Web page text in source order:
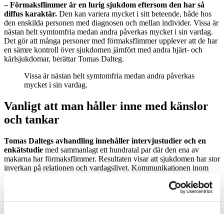
– Förmaksflimmer är en lurig sjukdom eftersom den har så
diffus karaktär. Den kan variera mycket i sitt beteende, både hos
den enskilda personen med diagnosen och mellan individer. Vissa är
nästan helt symtomfria medan andra påverkas mycket i sin vardag.
Det gör att många personer med förmaksflimmer upplever att de har
en sämre kontroll över sjukdomen jämfört med andra hjärt- och
kärlsjukdomar, berättar Tomas Dalteg.
Vissa är nästan helt symtomfria medan andra påverkas
mycket i sin vardag.
Vanligt att man håller inne med känslor
och tankar
Tomas Daltegs avhandling innehåller intervjustudier och en
enkätstudie med sammanlagt ett hundratal par där den ena av
makarna har förmaksflimmer. Resultaten visar att sjukdomen har stor
inverkan på relationen och vardagslivet. Kommunikationen inom
paret påverkas, vilket kan leda till att ökad osäkerhet och oro.
– Det är vanligt att man håller inne med känslor och tankar
som man är rädd ska påverka partnern negativt. Eftersom sjukdomen